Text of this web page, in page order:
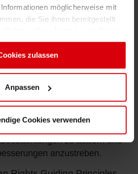
möglicherweise mit
die Sie ihnen bereitgestellt
geben Einwilligung zu unseren
Webseite weiterhin nutzen.
zulassen
Anpassen
Cookies verwenden
eingehen um gemeinsam an
Vorbeugung, Untersuchung
: Das Wohlergehen
und Gruppen zu
Verbesserung
: Mitarbeiter,
zu äußern und
anzustreben.